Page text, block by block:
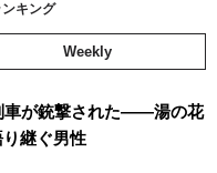
キング
Weekly
車が銃撃された――湯の花
り継ぐ男性